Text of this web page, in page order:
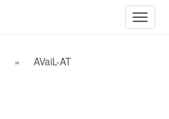
ein-/
AVaiL-AT